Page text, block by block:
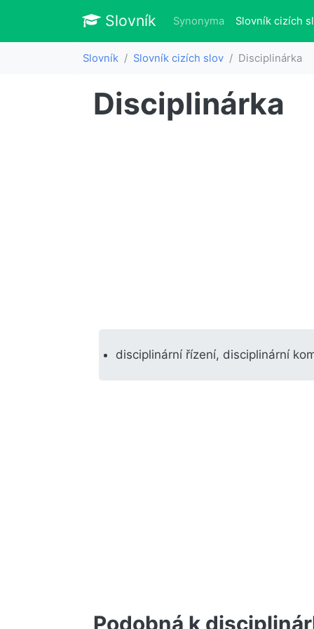
Slovník Slovník
Synonyma Slovník cizích
Slovník Slovník cizích slov Disciplinárka
Disciplinárka
disciplinární řízení, disciplinární
Podobná k